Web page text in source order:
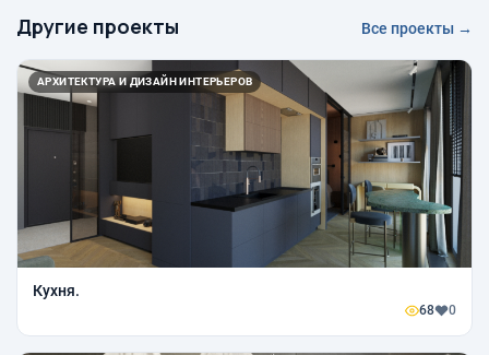
Другие проекты Все проекты →
АРХИТЕКТУРА И ДИЗАЙН ИНТЕРЬЕРОВ
Кухня.
68 0